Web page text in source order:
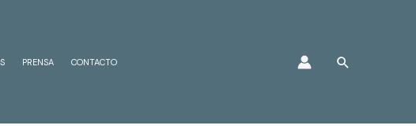
PRENSA CONTACTO Buscar